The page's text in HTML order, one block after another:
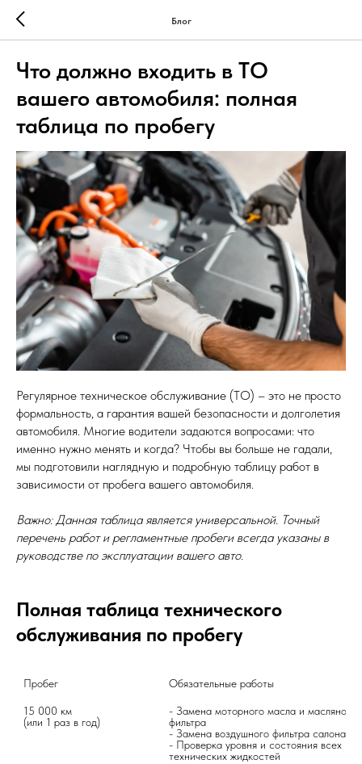
Блог
Что должно входить в ТО
вашего автомобиля: полная
таблица по пробегу
Регулярное техническое обслуживание (ТО) – это не просто
формальность, а гарантия вашей безопасности и долголетия
автомобиля. Многие водители задаются вопросами: что
именно нужно менять и когда? Чтобы вы больше не гадали,
мы подготовили наглядную и подробную таблицу работ в
зависимости от пробега вашего автомобиля.
Важно: Данная таблица является универсальной. Точный
перечень работ и регламентные пробеги всегда указаны в
руководстве по эксплуатации вашего авто.
Полная таблица технического
обслуживания по пробегу
Пробег Обязательные работы
15 000 км
(или 1 раз в год)
- Замена моторного масла и масляного
фильтра
- Замена воздушного фильтра салона
- Проверка уровня и состояния всех
технических жидкостей